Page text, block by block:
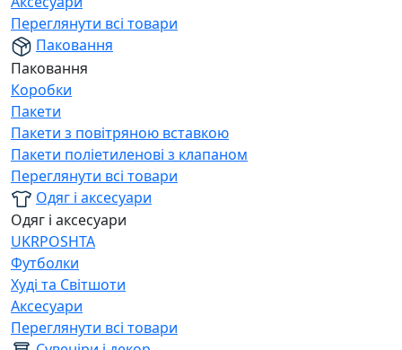
Переглянути всі товари
Паковання
Паковання
Коробки
Пакети
Пакети з повітряною вставкою
Пакети поліетиленові з клапаном
Переглянути всі товари
Одяг і аксесуари
Одяг і аксесуари
UKRPOSHTA
Футболки
Худі та Світшоти
Аксесуари
Переглянути всі товари